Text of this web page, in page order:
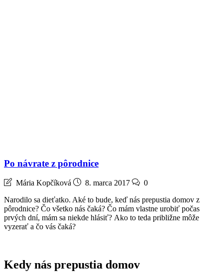
Po návrate z pôrodnice
Mária Kopčíková 8. marca 2017
0
Narodilo sa dieťatko. Aké to bude, keď nás prepustia domov z
pôrodnice? Čo všetko nás čaká? Čo mám vlastne urobiť počas
prvých dní, mám sa niekde hlásiť? Ako to teda približne môže
vyzerať a čo vás čaká?
Kedy nás prepustia domov